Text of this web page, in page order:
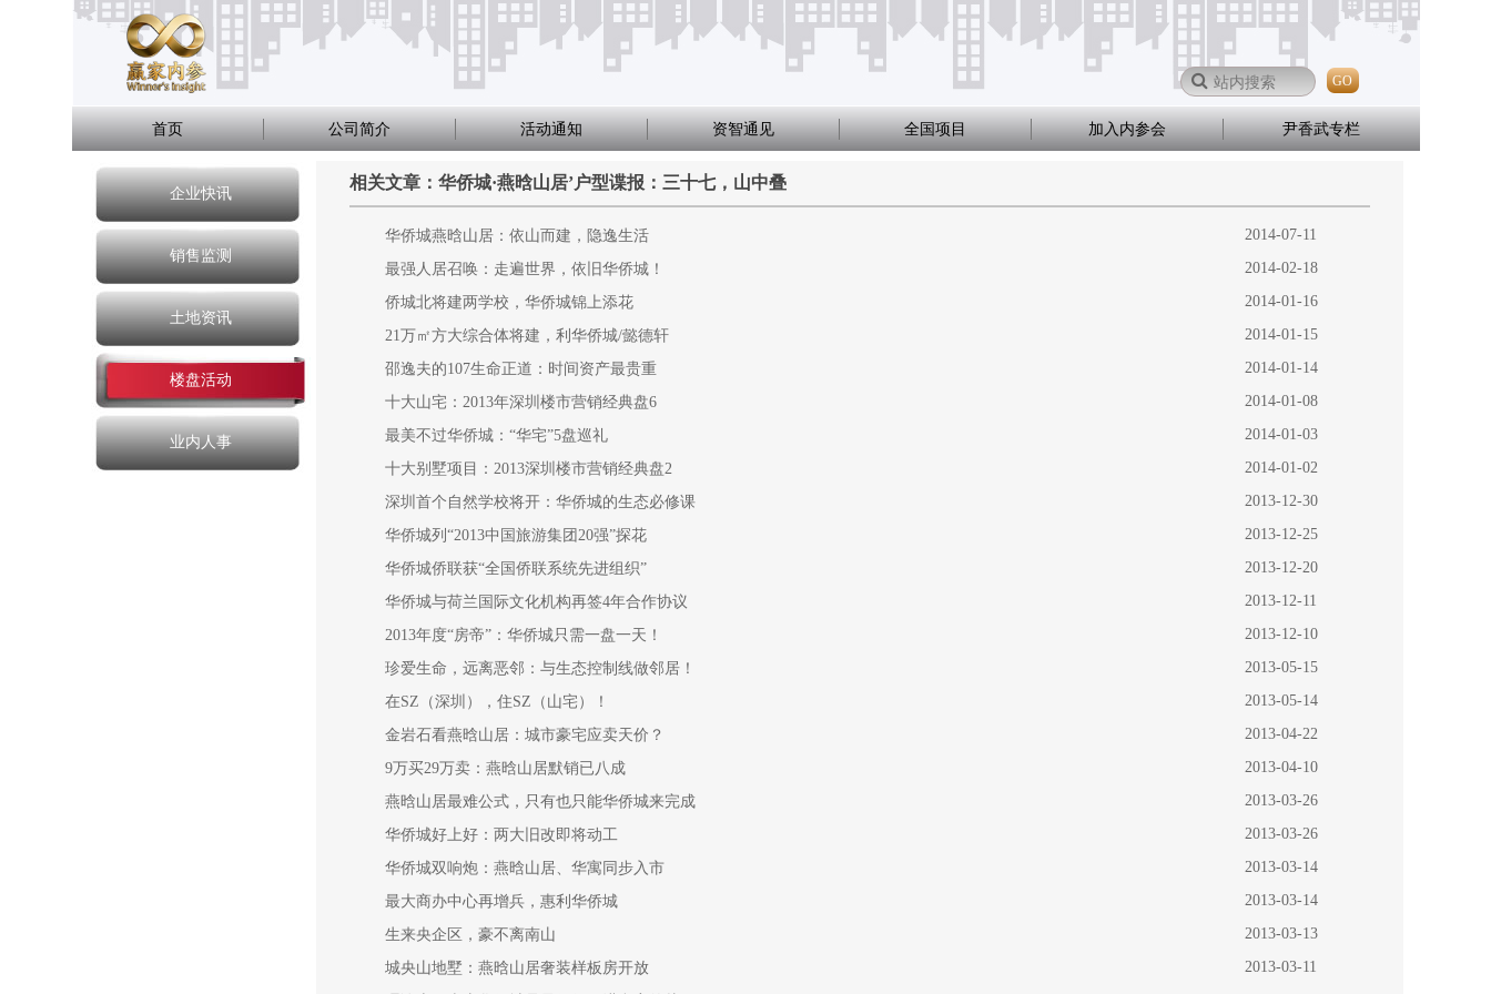
GO
首页 公司简介 活动通知 资智通见 全国项目 加入内参会 尹香武专栏
企业快讯
销售监测
土地资讯
楼盘活动
业内人事
相关文章：华侨城·燕晗山居’户型谍报：三十七，山中叠
华侨城燕晗山居：依山而建，隐逸生活 2014-07-11
最强人居召唤：走遍世界，依旧华侨城！ 2014-02-18
侨城北将建两学校，华侨城锦上添花 2014-01-16
21万㎡方大综合体将建，利华侨城/懿德轩 2014-01-15
邵逸夫的107生命正道：时间资产最贵重 2014-01-14
十大山宅：2013年深圳楼市营销经典盘6 2014-01-08
最美不过华侨城：“华宅”5盘巡礼 2014-01-03
十大别墅项目：2013深圳楼市营销经典盘2 2014-01-02
深圳首个自然学校将开：华侨城的生态必修课 2013-12-30
华侨城列“2013中国旅游集团20强”探花 2013-12-25
华侨城侨联获“全国侨联系统先进组织” 2013-12-20
华侨城与荷兰国际文化机构再签4年合作协议 2013-12-11
2013年度“房帝”：华侨城只需一盘一天！ 2013-12-10
珍爱生命，远离恶邻：与生态控制线做邻居！ 2013-05-15
在SZ（深圳），住SZ（山宅）！ 2013-05-14
金岩石看燕晗山居：城市豪宅应卖天价？ 2013-04-22
9万买29万卖：燕晗山居默销已八成 2013-04-10
燕晗山居最难公式，只有也只能华侨城来完成 2013-03-26
华侨城好上好：两大旧改即将动工 2013-03-26
华侨城双响炮：燕晗山居、华寓同步入市 2013-03-14
最大商办中心再增兵，惠利华侨城 2013-03-14
生来央企区，豪不离南山 2013-03-13
城央山地墅：燕晗山居奢装样板房开放 2013-03-11